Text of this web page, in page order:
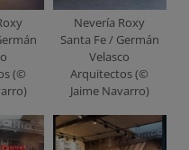
(©
Nevería Roxy
Santa Fe / Germán
Velasco
Arquitectos (©
Jaime Navarro)